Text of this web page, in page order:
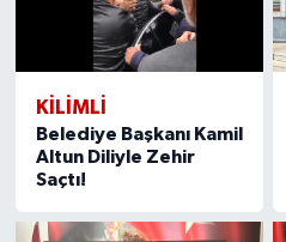
KILIMLI
Belediye Başkanı Kamil
Altun Diliyle Zehir
Saçtı!